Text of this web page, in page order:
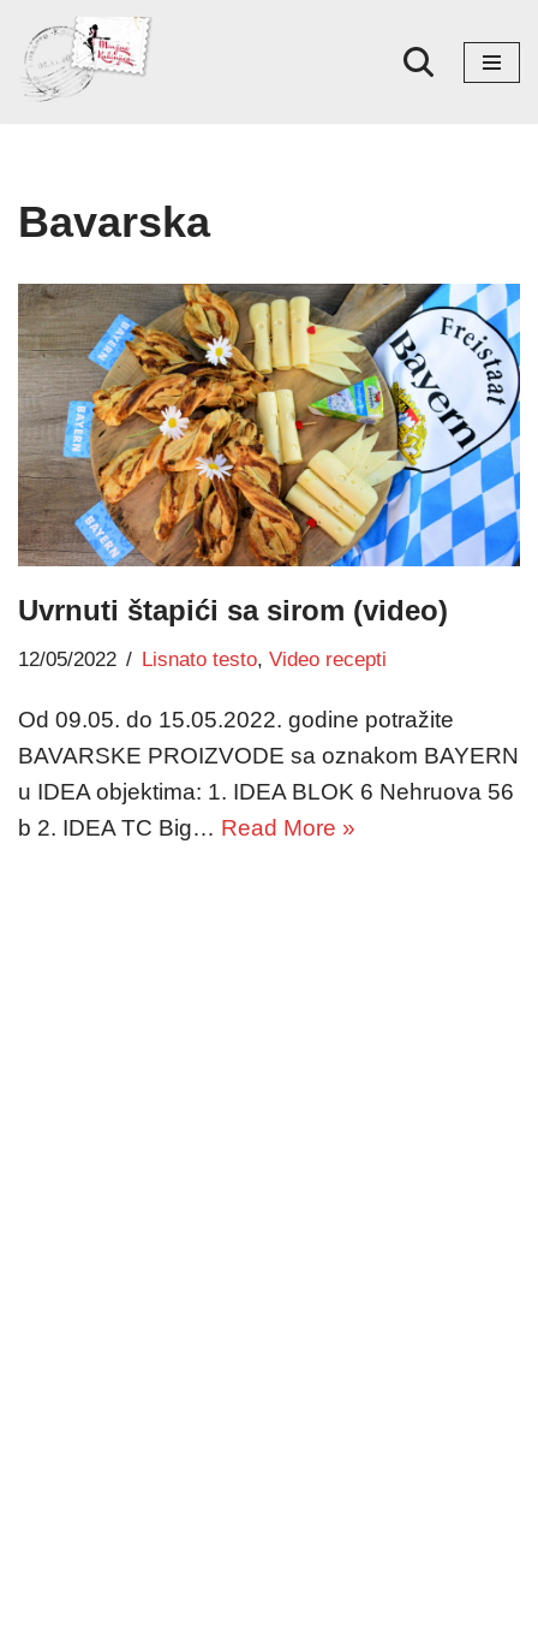
Skoči
na
Bavarska
Uvrnuti štapići sa sirom (video)
12/05/2022 Lisnato testo, Video recepti
Od 09.05. do 15.05.2022. godine potražite
BAVARSKE PROIZVODE sa oznakom BAYERN
u IDEA objektima: 1. IDEA BLOK 6 Nehruova 56
b 2. IDEA TC Big… Read More »